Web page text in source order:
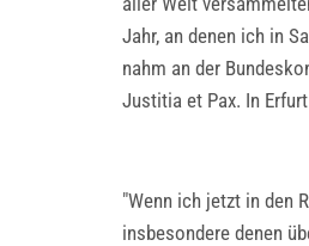
Jahr, an denen ich in
nahm an der
Justitia et Pax. In
"Wenn ich jetzt in den
insbesondere denen